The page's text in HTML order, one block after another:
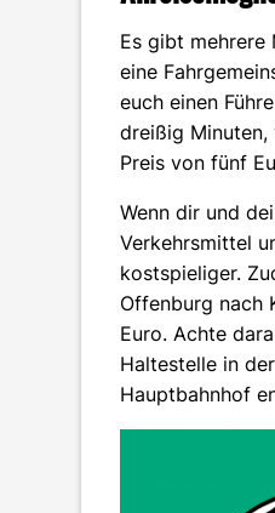
Es gibt mehrere
eine
euch einen
dreißig Minuten,
Preis von fünf
Wenn dir und
Verkehrsmittel
kostspieliger.
Offenburg nach
Euro. Achte
Haltestelle in
Hauptbahnhof